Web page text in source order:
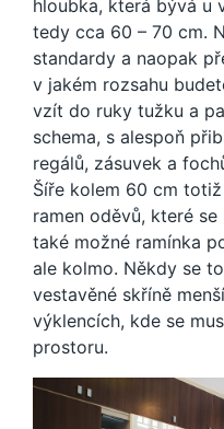
hloubka, která bývá u
tedy cca 60 – 70 cm.
standardy a naopak
v jakém rozsahu
vzít do ruky tužku a
schema, s alespoň
regálů, zásuvek a
Šíře kolem 60 cm
ramen oděvů, které
také možné ramínka
ale kolmo. Někdy se
vestavěné skříně
výklencích, kde se
prostoru.